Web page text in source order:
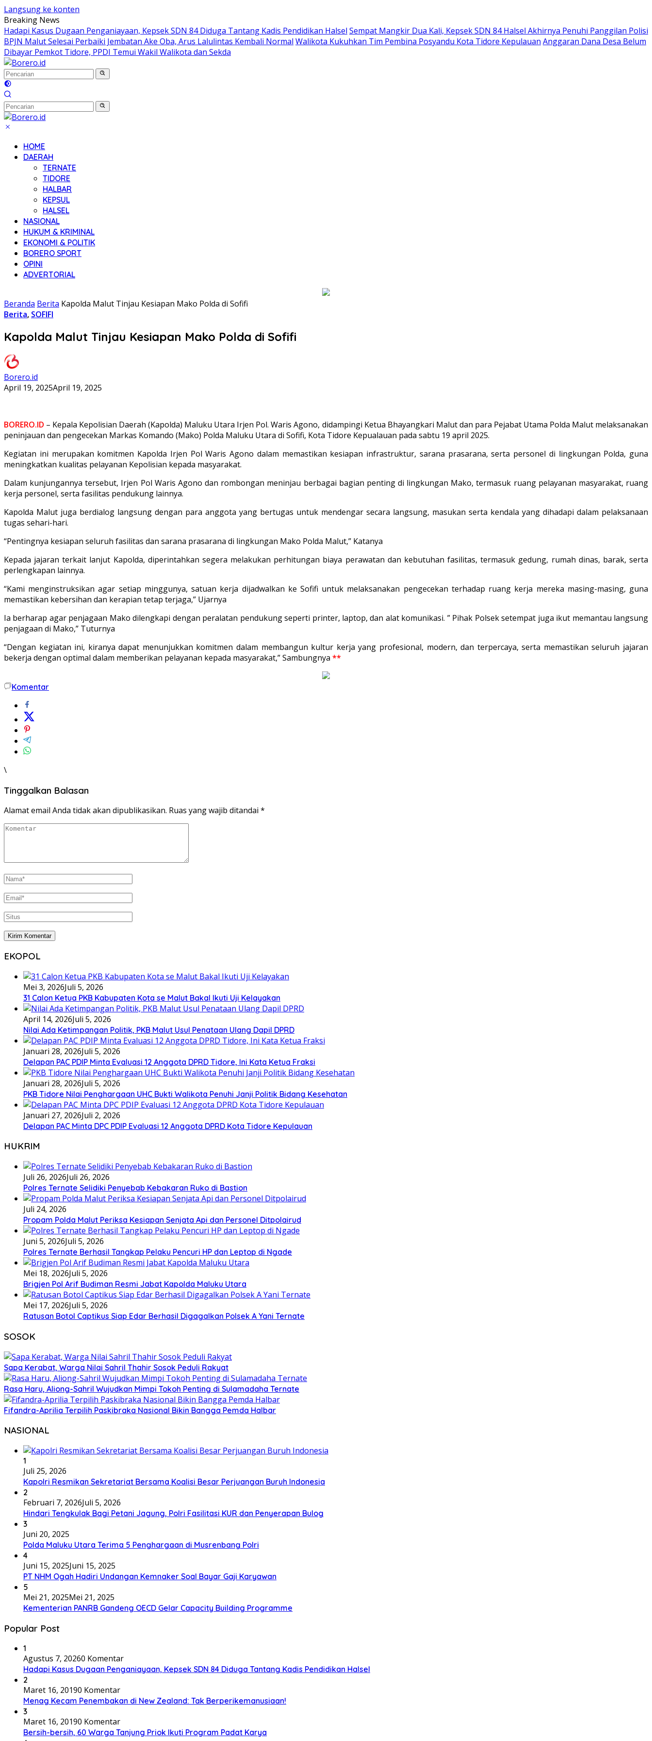
Langsung ke konten
Breaking News
Hadapi Kasus Dugaan Penganiayaan, Kepsek SDN 84 Diduga Tantang Kadis Pendidikan Halsel Sempat Mangkir Dua Kali, Kepsek SDN 84 Halsel Akhirnya Penuhi Panggilan Polisi
BPJN Malut Selesai Perbaiki Jembatan Ake Oba, Arus Lalulintas Kembali Normal Walikota Kukuhkan Tim Pembina Posyandu Kota Tidore Kepulauan Anggaran Dana Desa Belum
Dibayar Pemkot Tidore, PPDI Temui Wakil Walikota dan Sekda
HOME
DAERAH
TERNATE
TIDORE
HALBAR
KEPSUL
HALSEL
NASIONAL
HUKUM & KRIMINAL
EKONOMI & POLITIK
BORERO SPORT
OPINI
ADVERTORIAL
Beranda Berita Kapolda Malut Tinjau Kesiapan Mako Polda di Sofifi
Berita, SOFIFI
Kapolda Malut Tinjau Kesiapan Mako Polda di Sofifi
Borero.id
April 19, 2025April 19, 2025
BORERO.ID – Kepala Kepolisian Daerah (Kapolda) Maluku Utara Irjen Pol. Waris Agono, didampingi Ketua Bhayangkari Malut dan para Pejabat Utama Polda Malut melaksanakan
peninjauan dan pengecekan Markas Komando (Mako) Polda Maluku Utara di Sofifi, Kota Tidore Kepualauan pada sabtu 19 april 2025.
Kegiatan ini merupakan komitmen Kapolda Irjen Pol Waris Agono dalam memastikan kesiapan infrastruktur, sarana prasarana, serta personel di lingkungan Polda, guna
meningkatkan kualitas pelayanan Kepolisian kepada masyarakat.
Dalam kunjungannya tersebut, Irjen Pol Waris Agono dan rombongan meninjau berbagai bagian penting di lingkungan Mako, termasuk ruang pelayanan masyarakat, ruang
kerja personel, serta fasilitas pendukung lainnya.
Kapolda Malut juga berdialog langsung dengan para anggota yang bertugas untuk mendengar secara langsung, masukan serta kendala yang dihadapi dalam pelaksanaan
tugas sehari-hari.
“Pentingnya kesiapan seluruh fasilitas dan sarana prasarana di lingkungan Mako Polda Malut,” Katanya
Kepada jajaran terkait lanjut Kapolda, diperintahkan segera melakukan perhitungan biaya perawatan dan kebutuhan fasilitas, termasuk gedung, rumah dinas, barak, serta
perlengkapan lainnya.
“Kami menginstruksikan agar setiap minggunya, satuan kerja dijadwalkan ke Sofifi untuk melaksanakan pengecekan terhadap ruang kerja mereka masing-masing, guna
memastikan kebersihan dan kerapian tetap terjaga,” Ujarnya
Ia berharap agar penjagaan Mako dilengkapi dengan peralatan pendukung seperti printer, laptop, dan alat komunikasi. ” Pihak Polsek setempat juga ikut memantau langsung
penjagaan di Mako,” Tuturnya
“Dengan kegiatan ini, kiranya dapat menunjukkan komitmen dalam membangun kultur kerja yang profesional, modern, dan terpercaya, serta memastikan seluruh jajaran
bekerja dengan optimal dalam memberikan pelayanan kepada masyarakat,” Sambungnya **
Komentar
\
Tinggalkan Balasan
Alamat email Anda tidak akan dipublikasikan. Ruas yang wajib ditandai *
EKOPOL
Mei 3, 2026Juli 5, 2026
31 Calon Ketua PKB Kabupaten Kota se Malut Bakal Ikuti Uji Kelayakan
April 14, 2026Juli 5, 2026
Nilai Ada Ketimpangan Politik, PKB Malut Usul Penataan Ulang Dapil DPRD
Januari 28, 2026Juli 5, 2026
Delapan PAC PDIP Minta Evaluasi 12 Anggota DPRD Tidore, Ini Kata Ketua Fraksi
Januari 28, 2026Juli 5, 2026
PKB Tidore Nilai Penghargaan UHC Bukti Walikota Penuhi Janji Politik Bidang Kesehatan
Januari 27, 2026Juli 2, 2026
Delapan PAC Minta DPC PDIP Evaluasi 12 Anggota DPRD Kota Tidore Kepulauan
HUKRIM
Juli 26, 2026Juli 26, 2026
Polres Ternate Selidiki Penyebab Kebakaran Ruko di Bastion
Juli 24, 2026
Propam Polda Malut Periksa Kesiapan Senjata Api dan Personel Ditpolairud
Juni 5, 2026Juli 5, 2026
Polres Ternate Berhasil Tangkap Pelaku Pencuri HP dan Leptop di Ngade
Mei 18, 2026Juli 5, 2026
Brigjen Pol Arif Budiman Resmi Jabat Kapolda Maluku Utara
Mei 17, 2026Juli 5, 2026
Ratusan Botol Captikus Siap Edar Berhasil Digagalkan Polsek A Yani Ternate
SOSOK
Sapa Kerabat, Warga Nilai Sahril Thahir Sosok Peduli Rakyat
Rasa Haru, Aliong-Sahril Wujudkan Mimpi Tokoh Penting di Sulamadaha Ternate
Fifandra-Aprilia Terpilih Paskibraka Nasional Bikin Bangga Pemda Halbar
NASIONAL
1
Juli 25, 2026
Kapolri Resmikan Sekretariat Bersama Koalisi Besar Perjuangan Buruh Indonesia
2
Februari 7, 2026Juli 5, 2026
Hindari Tengkulak Bagi Petani Jagung, Polri Fasilitasi KUR dan Penyerapan Bulog
3
Juni 20, 2025
Polda Maluku Utara Terima 5 Penghargaan di Musrenbang Polri
4
Juni 15, 2025Juni 15, 2025
PT NHM Ogah Hadiri Undangan Kemnaker Soal Bayar Gaji Karyawan
5
Mei 21, 2025Mei 21, 2025
Kementerian PANRB Gandeng OECD Gelar Capacity Building Programme
Popular Post
1
Agustus 7, 20260 Komentar
Hadapi Kasus Dugaan Penganiayaan, Kepsek SDN 84 Diduga Tantang Kadis Pendidikan Halsel
2
Maret 16, 20190 Komentar
Menag Kecam Penembakan di New Zealand: Tak Berperikemanusiaan!
3
Maret 16, 20190 Komentar
Bersih-bersih, 60 Warga Tanjung Priok Ikuti Program Padat Karya